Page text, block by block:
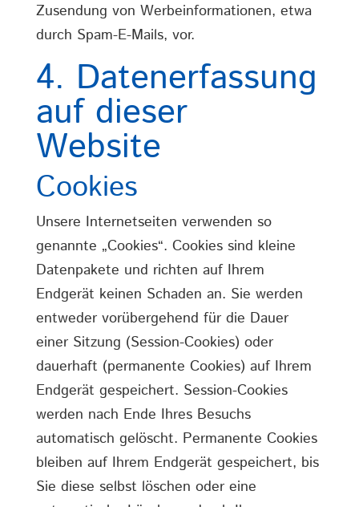
Zusendung von Werbeinformationen, etwa
durch Spam-E-Mails, vor.
4. Datenerfassung
auf dieser
Website
Cookies
Unsere Internetseiten verwenden so
genannte „Cookies“. Cookies sind kleine
Datenpakete und richten auf Ihrem
Endgerät keinen Schaden an. Sie werden
entweder vorübergehend für die Dauer
einer Sitzung (Session-Cookies) oder
dauerhaft (permanente Cookies) auf Ihrem
Endgerät gespeichert. Session-Cookies
werden nach Ende Ihres Besuchs
automatisch gelöscht. Permanente Cookies
bleiben auf Ihrem Endgerät gespeichert, bis
Sie diese selbst löschen oder eine